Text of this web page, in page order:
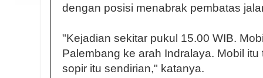
dengan posisi menabrak pembatas
"Kejadian sekitar pukul 15.00 WIB.
Palembang ke arah Indralaya. Mobil
sopir itu sendirian," katanya.